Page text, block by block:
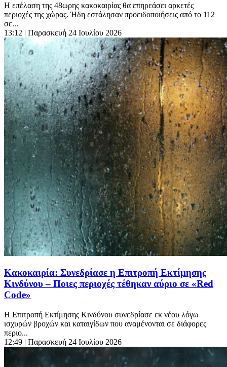
Η επέλαση της 48ωρης κακοκαιρίας θα επηρεάσει αρκετές
περιοχές της χώρας. Ήδη εστάλησαν προειδοποιήσεις από το 112
σε...
13:12 | Παρασκευή 24 Ιουλίου 2026
Κακοκαιρία: Συνεδρίασε η Επιτροπή Εκτίμησης
Κινδύνου – Ποιες περιοχές τέθηκαν αύριο σε «Red
Code»
Η Επιτροπή Εκτίμησης Κινδύνου συνεδρίασε εκ νέου λόγω
ισχυρών βροχών και καταιγίδων που αναμένονται σε διάφορες
περιο...
12:49 | Παρασκευή 24 Ιουλίου 2026